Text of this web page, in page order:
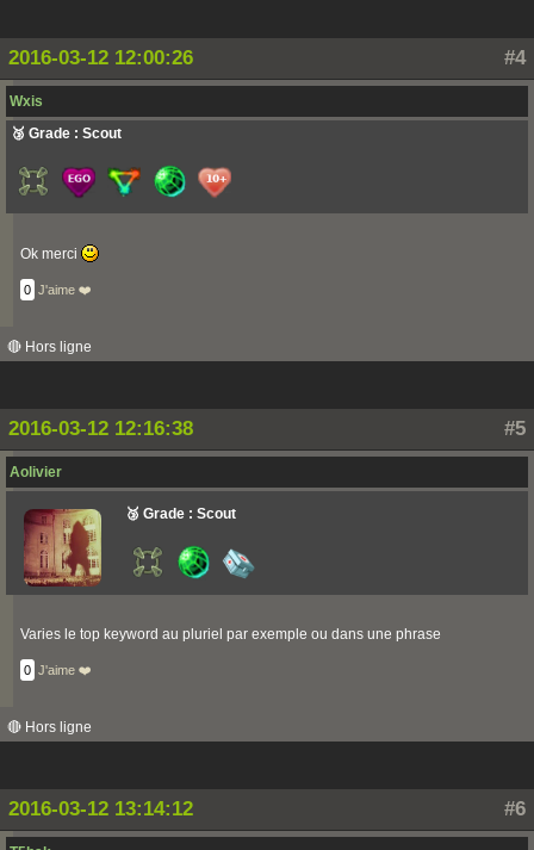
#4
2016-03-12 12:00:26
Wxis
🥉 Grade : Scout
Ok merci
0 J'aime ❤️
🔴 Hors ligne
#5
2016-03-12 12:16:38
Aolivier
🥉 Grade : Scout
Varies le top keyword au pluriel par exemple ou dans une phrase
0 J'aime ❤️
🔴 Hors ligne
#6
2016-03-12 13:14:12